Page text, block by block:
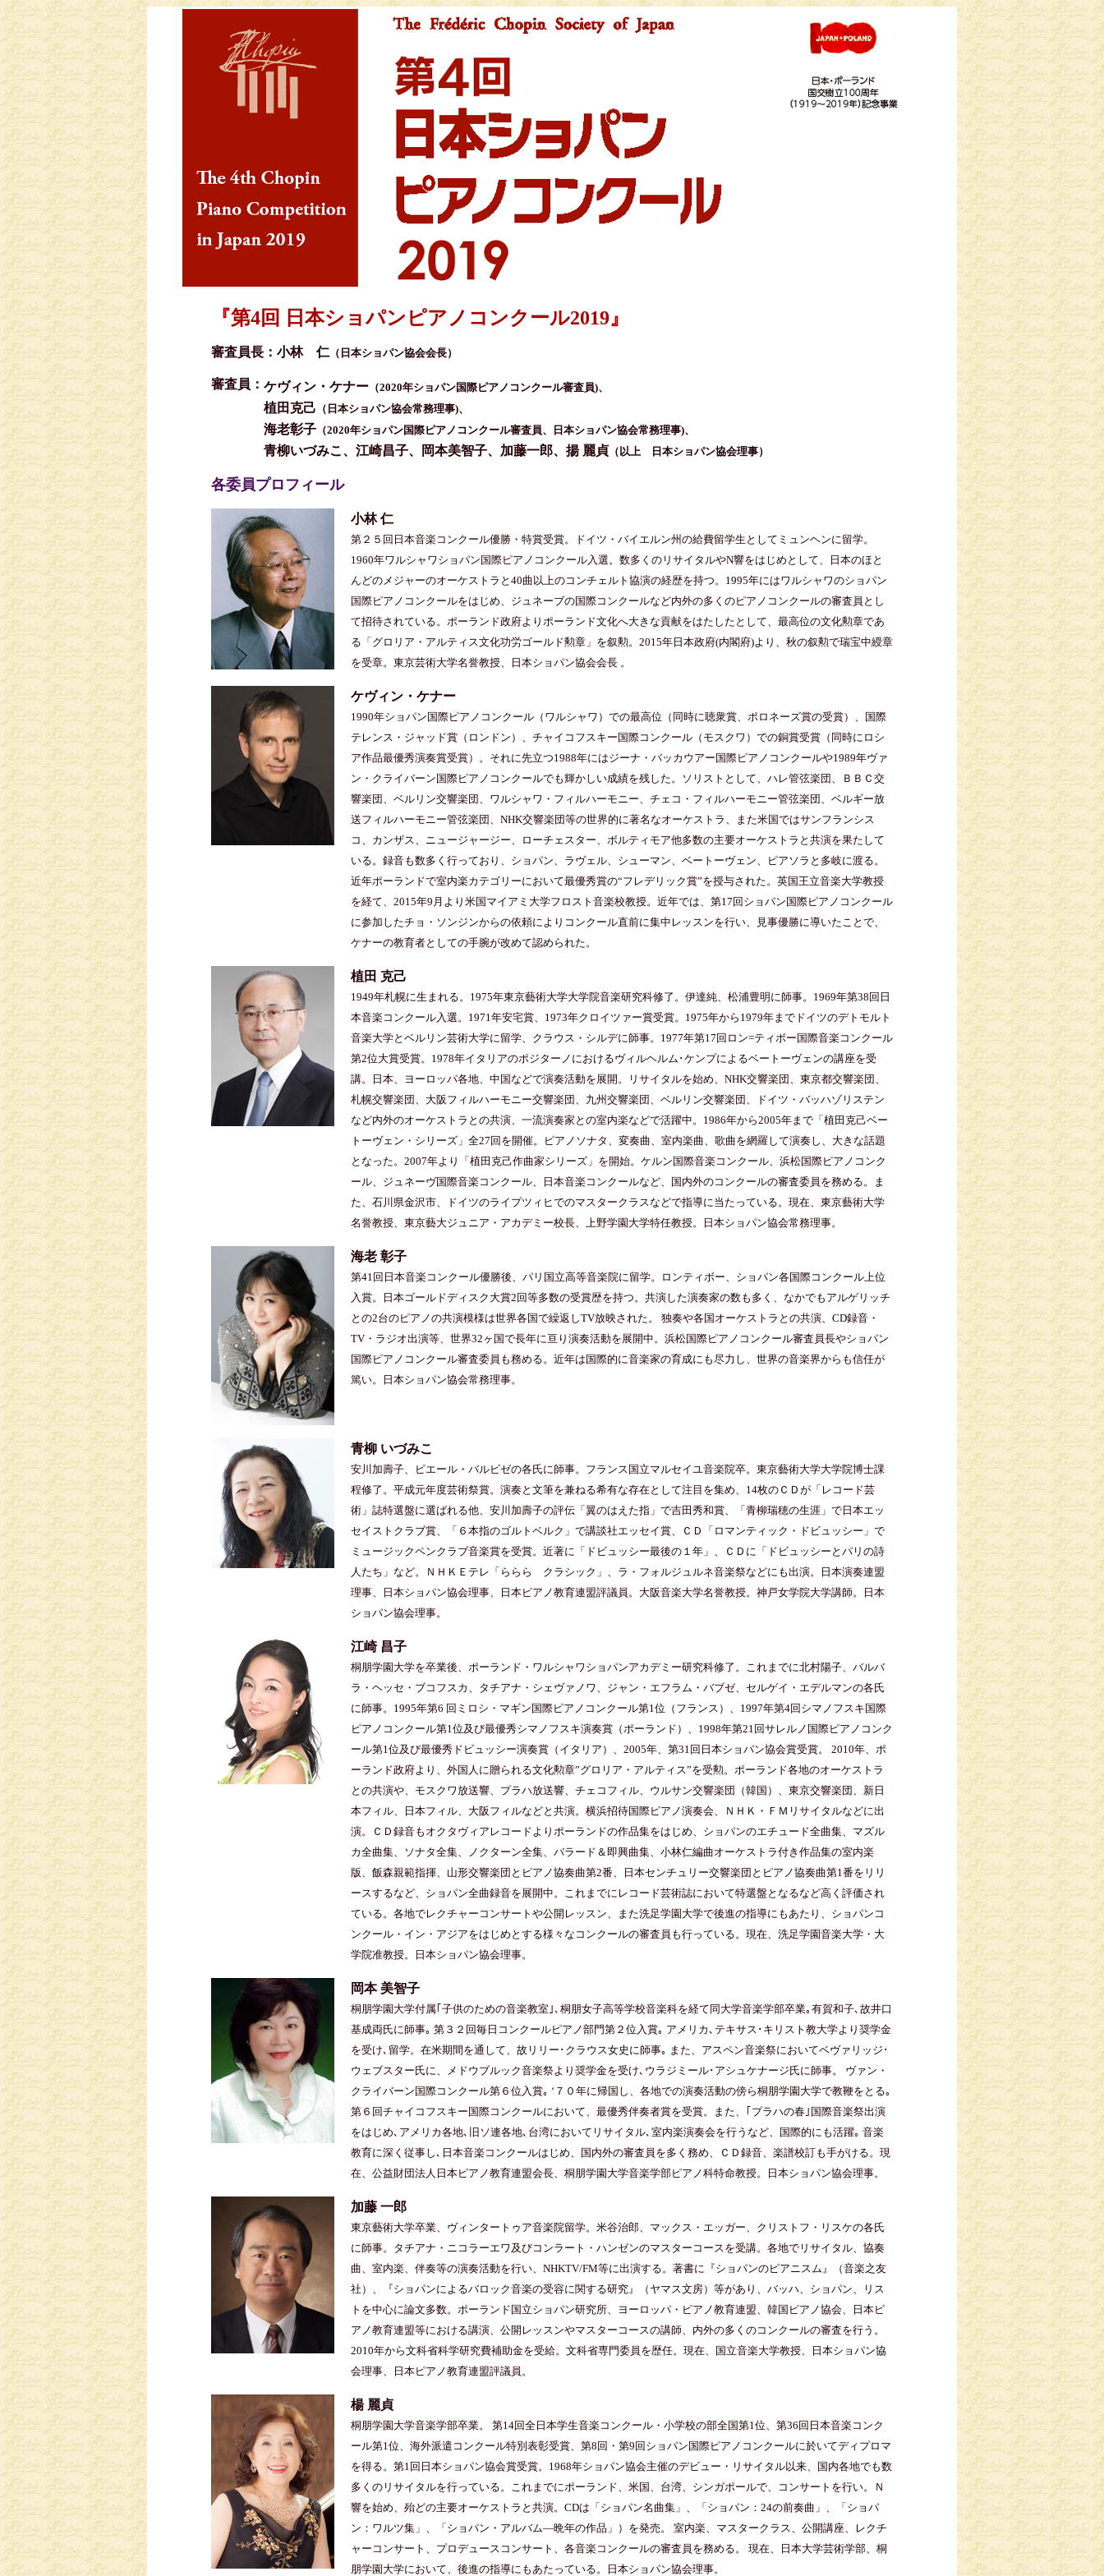
『第4回 日本ショパンピアノコンクール2019』
審査員長：小林 仁（日本ショパン協会会長）
審査員： ケヴィン・ケナー （2020年ショパン国際ピアノコンクール審査員)、
植田克己 （日本ショパン協会常務理事)、
海老彰子 （2020年ショパン国際ピアノコンクール審査員、日本ショパン協会常務理事)、
青柳いづみこ、江崎昌子、岡本美智子、加藤一郎、揚 麗貞 （以上 日本ショパン協会理事）
各委員プロフィール
小林 仁
第２５回日本音楽コンクール優勝・特賞受賞。ドイツ・バイエルン州の給費留学生としてミュンヘンに留学。
1960年ワルシャワショパン国際ピアノコンクール入選。数多くのリサイタルやN響をはじめとして、日本のほと
んどのメジャーのオーケストラと40曲以上のコンチェルト協演の経歴を持つ。1995年にはワルシャワのショパン
国際ピアノコンクールをはじめ、ジュネーブの国際コンクールなど内外の多くのピアノコンクールの審査員とし
て招待されている。ポーランド政府よりポーランド文化へ大きな貢献をはたしたとして、最高位の文化勲章であ
る「グロリア・アルティス文化功労ゴールド勲章」を叙勲。2015年日本政府(内閣府)より、秋の叙勲で瑞宝中綬章
を受章。東京芸術大学名誉教授、日本ショパン協会会長 。
ケヴィン・ケナー
1990年ショパン国際ピアノコンクール（ワルシャワ）での最高位（同時に聴衆賞、ポロネーズ賞の受賞）、国際
テレンス・ジャッド賞（ロンドン）、チャイコフスキー国際コンクール（モスクワ）での銅賞受賞（同時にロシ
ア作品最優秀演奏賞受賞）。それに先立つ1988年にはジーナ・バッカウアー国際ピアノコンクールや1989年ヴァ
ン・クライバーン国際ピアノコンクールでも輝かしい成績を残した。ソリストとして、ハレ管弦楽団、ＢＢＣ交
響楽団、ベルリン交響楽団、ワルシャワ・フィルハーモニー、チェコ・フィルハーモニー管弦楽団、ベルギー放
送フィルハーモニー管弦楽団、NHK交響楽団等の世界的に著名なオーケストラ、また米国ではサンフランシス
コ、カンザス、ニュージャージー、ローチェスター、ボルティモア他多数の主要オーケストラと共演を果たして
いる。録音も数多く行っており、ショパン、ラヴェル、シューマン、ベートーヴェン、ピアソラと多岐に渡る。
近年ポーランドで室内楽カテゴリーにおいて最優秀賞の“フレデリック賞”を授与された。英国王立音楽大学教授
を経て、2015年9月より米国マイアミ大学フロスト音楽校教授。近年では、第17回ショパン国際ピアノコンクール
に参加したチョ・ソンジンからの依頼によりコンクール直前に集中レッスンを行い、見事優勝に導いたことで、
ケナーの教育者としての手腕が改めて認められた。
植田 克己
1949年札幌に生まれる。1975年東京藝術大学大学院音楽研究科修了。伊達純、松浦豊明に師事。1969年第38回日
本音楽コンクール入選。1971年安宅賞、1973年クロイツァー賞受賞。1975年から1979年までドイツのデトモルト
音楽大学とベルリン芸術大学に留学、クラウス・シルデに師事。1977年第17回ロン=ティボー国際音楽コンクール
第2位大賞受賞。1978年イタリアのポジターノにおけるヴィルヘルム･ケンプによるベートーヴェンの講座を受
講。日本、ヨーロッパ各地、中国などで演奏活動を展開。リサイタルを始め、NHK交響楽団、東京都交響楽団、
札幌交響楽団、大阪フィルハーモニー交響楽団、九州交響楽団、ベルリン交響楽団、ドイツ・バッハゾリステン
など内外のオーケストラとの共演、一流演奏家との室内楽などで活躍中。1986年から2005年まで「植田克己ベー
トーヴェン・シリーズ」全27回を開催。ピアノソナタ、変奏曲、室内楽曲、歌曲を網羅して演奏し、大きな話題
となった。2007年より「植田克己作曲家シリーズ」を開始。ケルン国際音楽コンクール、浜松国際ピアノコンク
ール、ジュネーヴ国際音楽コンクール、日本音楽コンクールなど、国内外のコンクールの審査委員を務める。ま
た、石川県金沢市、ドイツのライプツィヒでのマスタークラスなどで指導に当たっている。現在、東京藝術大学
名誉教授、東京藝大ジュニア・アカデミー校長、上野学園大学特任教授。日本ショパン協会常務理事。
海老 彰子
第41回日本音楽コンクール優勝後、パリ国立高等音楽院に留学。ロンティボー、ショパン各国際コンクール上位
入賞。日本ゴールドディスク大賞2回等多数の受賞歴を持つ。共演した演奏家の数も多く、なかでもアルゲリッチ
との2台のピアノの共演模様は世界各国で繰返しTV放映された。 独奏や各国オーケストラとの共演、CD録音・
TV・ラジオ出演等、世界32ヶ国で長年に亘り演奏活動を展開中。浜松国際ピアノコンクール審査員長やショパン
国際ピアノコンクール審査委員も務める。近年は国際的に音楽家の育成にも尽力し、世界の音楽界からも信任が
篤い。日本ショパン協会常務理事。
青柳 いづみこ
安川加壽子、ピエール・バルビゼの各氏に師事。フランス国立マルセイユ音楽院卒。東京藝術大学大学院博士課
程修了。平成元年度芸術祭賞。演奏と文筆を兼ねる希有な存在として注目を集め、14枚のＣＤが「レコード芸
術」誌特選盤に選ばれる他、安川加壽子の評伝「翼のはえた指」で吉田秀和賞、「青柳瑞穂の生涯」で日本エッ
セイストクラブ賞、「６本指のゴルトベルク」で講談社エッセイ賞、ＣＤ「ロマンティック・ドビュッシー」で
ミュージックペンクラブ音楽賞を受賞。近著に「ドビュッシー最後の１年」、ＣＤに「ドビュッシーとパリの詩
人たち」など。ＮＨＫＥテレ「ららら クラシック」、ラ・フォルジュルネ音楽祭などにも出演。日本演奏連盟
理事、日本ショパン協会理事、日本ピアノ教育連盟評議員。大阪音楽大学名誉教授。神戸女学院大学講師。日本
ショパン協会理事。
江崎 昌子
桐朋学園大学を卒業後、ポーランド・ワルシャワショパンアカデミー研究科修了。これまでに北村陽子、バルバ
ラ・ヘッセ・ブコフスカ、タチアナ・シェヴァノワ、ジャン・エフラム・バブゼ、セルゲイ・エデルマンの各氏
に師事。1995年第6 回ミロシ・マギン国際ピアノコンクール第1位（フランス）、1997年第4回シマノフスキ国際
ピアノコンクール第1位及び最優秀シマノフスキ演奏賞（ポーランド）、1998年第21回サレルノ国際ピアノコンク
ール第1位及び最優秀ドビュッシー演奏賞（イタリア）、2005年、第31回日本ショパン協会賞受賞。 2010年、ポ
ーランド政府より、外国人に贈られる文化勲章”グロリア・アルティス”を受勲。ポーランド各地のオーケストラ
との共演や、モスクワ放送響、プラハ放送響、チェコフィル、ウルサン交響楽団（韓国）、東京交響楽団、新日
本フィル、日本フィル、大阪フィルなどと共演。横浜招待国際ピアノ演奏会、ＮＨＫ・ＦＭリサイタルなどに出
演。ＣＤ録音もオクタヴィアレコードよりポーランドの作品集をはじめ、ショパンのエチュード全曲集、マズル
カ全曲集、ソナタ全集、ノクターン全集、バラード＆即興曲集、小林仁編曲オーケストラ付き作品集の室内楽
版、飯森親範指揮、山形交響楽団とピアノ協奏曲第2番、日本センチュリー交響楽団とピアノ協奏曲第1番をリリ
ースするなど、ショパン全曲録音を展開中。これまでにレコード芸術誌において特選盤となるなど高く評価され
ている。各地でレクチャーコンサートや公開レッスン、また洗足学園大学で後進の指導にもあたり、ショパンコ
ンクール・イン・アジアをはじめとする様々なコンクールの審査員も行っている。現在、洗足学園音楽大学・大
学院准教授。日本ショパン協会理事。
岡本 美智子
桐朋学園大学付属｢子供のための音楽教室｣､桐朋女子高等学校音楽科を経て同大学音楽学部卒業｡有賀和子､故井口
基成両氏に師事｡ 第３２回毎日コンクールピアノ部門第２位入賞｡ アメリカ､テキサス･キリスト教大学より奨学金
を受け､留学。在米期間を通して、故リリー･クラウス女史に師事｡ また、アスペン音楽祭においてベヴァリッジ･
ウェブスター氏に、メドウブルック音楽祭より奨学金を受け､ウラジミール･アシュケナージ氏に師事。 ヴァン・
クライバーン国際コンクール第６位入賞｡ ‘７０年に帰国し、各地での演奏活動の傍ら桐朋学園大学で教鞭をとる｡
第６回チャイコフスキー国際コンクールにおいて、最優秀伴奏者賞を受賞。また、｢プラハの春｣国際音楽祭出演
をはじめ､アメリカ各地､旧ソ連各地､台湾においてリサイタル､室内楽演奏会を行うなど、国際的にも活躍｡ 音楽
教育に深く従事し､日本音楽コンクールはじめ、国内外の審査員を多く務め、ＣＤ録音、楽譜校訂も手がける。現
在、公益財団法人日本ピアノ教育連盟会長、桐朋学園大学音楽学部ピアノ科特命教授。日本ショパン協会理事。
加藤 一郎
東京藝術大学卒業、ヴィンタートゥア音楽院留学。米谷治郎、マックス・エッガー、クリストフ・リスケの各氏
に師事。タチアナ・ニコラーエワ及びコンラート・ハンゼンのマスターコースを受講。各地でリサイタル、協奏
曲、室内楽、伴奏等の演奏活動を行い、NHKTV/FM等に出演する。著書に『ショパンのピアニスム』（音楽之友
社）、『ショパンによるバロック音楽の受容に関する研究』（ヤマス文房）等があり、バッハ、ショパン、リス
トを中心に論文多数。ポーランド国立ショパン研究所、ヨーロッパ・ピアノ教育連盟、韓国ピアノ協会、日本ピ
アノ教育連盟等における講演、公開レッスンやマスターコースの講師、内外の多くのコンクールの審査を行う。
2010年から文科省科学研究費補助金を受給。文科省専門委員を歴任。現在、国立音楽大学教授、日本ショパン協
会理事、日本ピアノ教育連盟評議員。
楊 麗貞
桐朋学園大学音楽学部卒業。 第14回全日本学生音楽コンクール・小学校の部全国第1位、第36回日本音楽コンク
ール第1位、海外派遣コンクール特別表彰受賞、第8回・第9回ショパン国際ピアノコンクールに於いてディプロマ
を得る。第1回日本ショパン協会賞受賞。1968年ショパン協会主催のデビュー・リサイタル以来、国内各地でも数
多くのリサイタルを行っている。これまでにポーランド、米国、台湾、シンガポールで、コンサートを行い。Ｎ
響を始め、殆どの主要オーケストラと共演。CDは「ショパン名曲集」、「ショパン：24の前奏曲」、「ショパ
ン：ワルツ集」、「ショパン・アルバム―晩年の作品」）を発売。 室内楽、マスタークラス、公開講座、レクチ
ャーコンサート、プロデュースコンサート、各音楽コンクールの審査員を務める。 現在、日本大学芸術学部、桐
朋学園大学において、後進の指導にもあたっている。日本ショパン協会理事。